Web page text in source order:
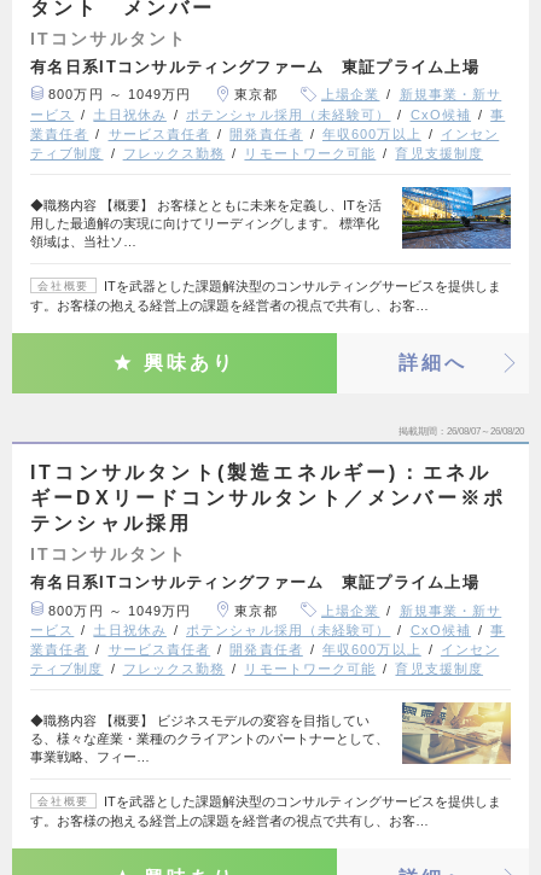
タント メンバー
ITコンサルタント
有名日系ITコンサルティングファーム 東証プライム上場
800万円 ～ 1049万円 東京都 上場企業
新規事業・新サ
ービス
土日祝休み ポテンシャル採用（未経験可） CxO候補
事
業責任者
サービス責任者 開発責任者 年収600万以上
インセン
ティブ制度
フレックス勤務 リモートワーク可能 育児支援制度
◆職務内容 【概要】 お客様とともに未来を定義し、ITを活
用した最適解の実現に向けてリーディングします。 標準化
領域は、当社ソ…
会社概要
ITを武器とした課題解決型のコンサルティングサービスを提供しま
す。お客様の抱える経営上の課題を経営者の視点で共有し、お客…
興味あり 詳細へ
掲載期間 26/08/07～26/08/20
ITコンサルタント(製造エネルギー)：エネル
ギーDXリードコンサルタント／メンバー※ポ
テンシャル採用
ITコンサルタント
有名日系ITコンサルティングファーム 東証プライム上場
800万円 ～ 1049万円 東京都 上場企業
新規事業・新サ
ービス
土日祝休み ポテンシャル採用（未経験可） CxO候補
事
業責任者
サービス責任者 開発責任者 年収600万以上
インセン
ティブ制度
フレックス勤務 リモートワーク可能 育児支援制度
◆職務内容 【概要】 ビジネスモデルの変容を目指してい
る、様々な産業・業種のクライアントのパートナーとして、
事業戦略、フィー…
会社概要
ITを武器とした課題解決型のコンサルティングサービスを提供しま
す。お客様の抱える経営上の課題を経営者の視点で共有し、お客…